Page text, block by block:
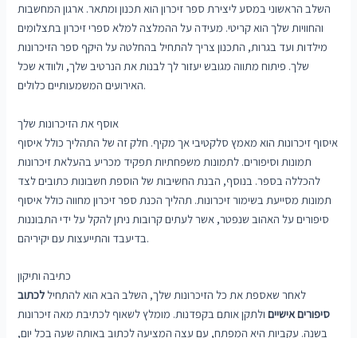
השלב הראשוני במסע ליצירת ספר זיכרון הוא תכנון ומתאר. ארגון המחשבות
והחוויות שלך הוא קריטי. מעידה על ההמלצה למלא ספרי זיכרון בתצלומים
מילדות ועד בגרות, התכנון צריך להתחיל בהחלטה על היקף ספר הזיכרונות
שלך. פיתוח מתווה מגובש יעזור לך לבנות את הנרטיב שלך, ולוודא שכל
האירועים המשמעותיים כלולים.
אוסף את הזיכרונות שלך
איסוף זיכרונות הוא מאמץ סלקטיבי אך מקיף. חלק זה של התהליך כולל איסוף
תמונות וסיפורים. לתמונות משפחתיות תפקיד מכריע בהעלאת זיכרונות
להכללה בספר. בנוסף, הבנת החשיבות של הוספת חשבונות כתובים לצד
תמונות מסייעת בשימור זיכרונות. תהליך הכנת ספר זיכרון מחווה כולל איסוף
סיפורים על האהוב שנפטר, אשר לעתים קרובות ניתן להקל על ידי התבוננות
בדיעבד והתייעצות עם יקיריהם.
כתיבה ותיקון
לאחר שאספת את כל הזיכרונות שלך, השלב הבא הוא להתחיללכתוב
סיפורים אישייםולתקן אותם בקפדנות. מומלץ לשאוף לכתיבת מאה זיכרונות
בשנה. עקביות היא המפתח, עם עצה המציעה לכתוב באותה שעה בכל יום,